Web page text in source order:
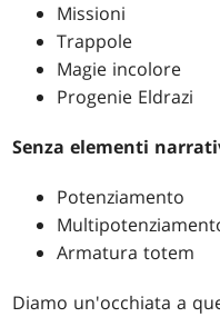
Missioni
Trappole
Magie incolore
Progenie Eldrazi
Senza elementi
Potenziamento
Armatura totem
Diamo un'occhiata a